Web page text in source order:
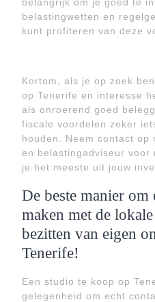
belastingwetten en
kunt profiteren van deze
Kortom, als je op zoek
op Tenerife en interesse
als onroerend goed
fiscale voordelen zeker
houden. Neem contact op
en belastingadviseur voor
je het meeste uit jouw
De beste manier om
maken met de
bezitten van eigen
Tenerife!
Een studio te koop op
gelegenheid om echt